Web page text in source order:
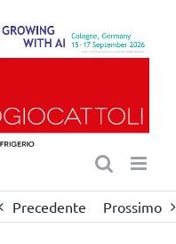
Precedente Prossimo